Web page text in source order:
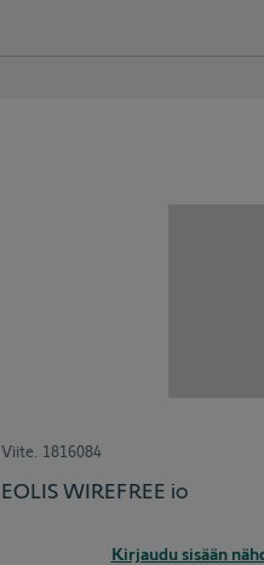
Viite. 1816084
EOLIS WIREFREE io
Kirjaudu sisään